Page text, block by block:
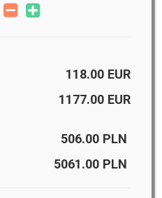
EUR
118.00
EUR
1177.00
PLN
506.00
PLN
5061.00